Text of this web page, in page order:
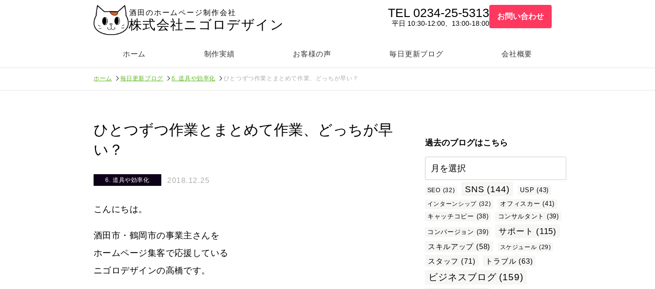
酒田のホームページ制作会社
株式会社ニゴロデザイン
TEL 0234-25-5313
平日 10:30-12:00、13:00-18:00
お問い合わせ
ホーム 制作実績 お客様の声 毎日更新ブログ 会社概要
ホーム 毎日更新ブログ 6. 道具や効率化 ひとつずつ作業とまとめて作業、どっちが早い？
ひとつずつ作業とまとめて作業、どっちが早
い？
6. 道具や効率化 2018.12.25
こんにちは。
酒田市・鶴岡市の事業主さんを
ホームページ集客で応援している
ニゴロデザインの高橋です。
過去のブログはこちら
SEO (32) SNS (144) USP (43)
インターンシップ (32) オフィスカー (41)
キャッチコピー (38) コンサルタント (39)
コンバージョン (39) サポート (115)
スキルアップ (58) スケジュール (29)
スタッフ (71) トラブル (63)
ビジネスブログ (159)